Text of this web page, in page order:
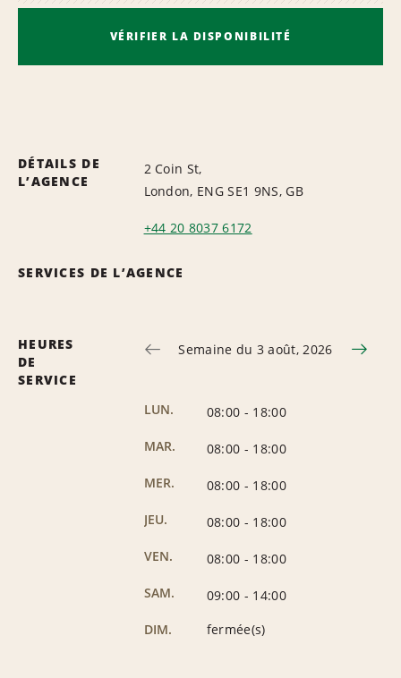
VÉRIFIER LA DISPONIBILITÉ
DÉTAILS DE
L’AGENCE
2 Coin St,
London, ENG SE1 9NS, GB
+44 20 8037 6172
SERVICES DE L’AGENCE
HEURES
DE
SERVICE
Semaine du 3 août, 2026
LUN. 08:00 - 18:00
MAR.
08:00 - 18:00
MER.
08:00 - 18:00
JEU.
08:00 - 18:00
VEN.
08:00 - 18:00
SAM.
09:00 - 14:00
DIM.
fermée(s)